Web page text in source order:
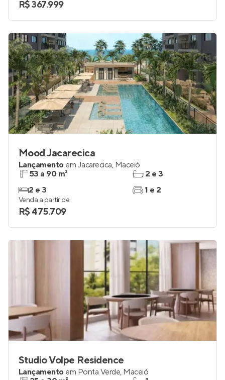
R$ 367.999
Mood Jacarecica
Lançamento em Jacarecica, Maceió
53 a 90 m²
2 e 3
2 e 3
1 e 2
Venda a partir de
R$ 475.709
Studio Volpe Residence
Lançamento em Ponta Verde, Maceió